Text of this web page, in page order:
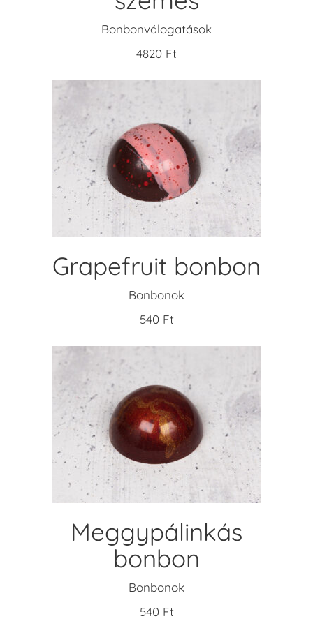
Bonbonválogatások
4820 Ft
KOSÁRBA TESZEM
Grapefruit bonbon
Bonbonok
540 Ft
KOSÁRBA TESZEM
Meggypálinkás
bonbon
Bonbonok
540 Ft